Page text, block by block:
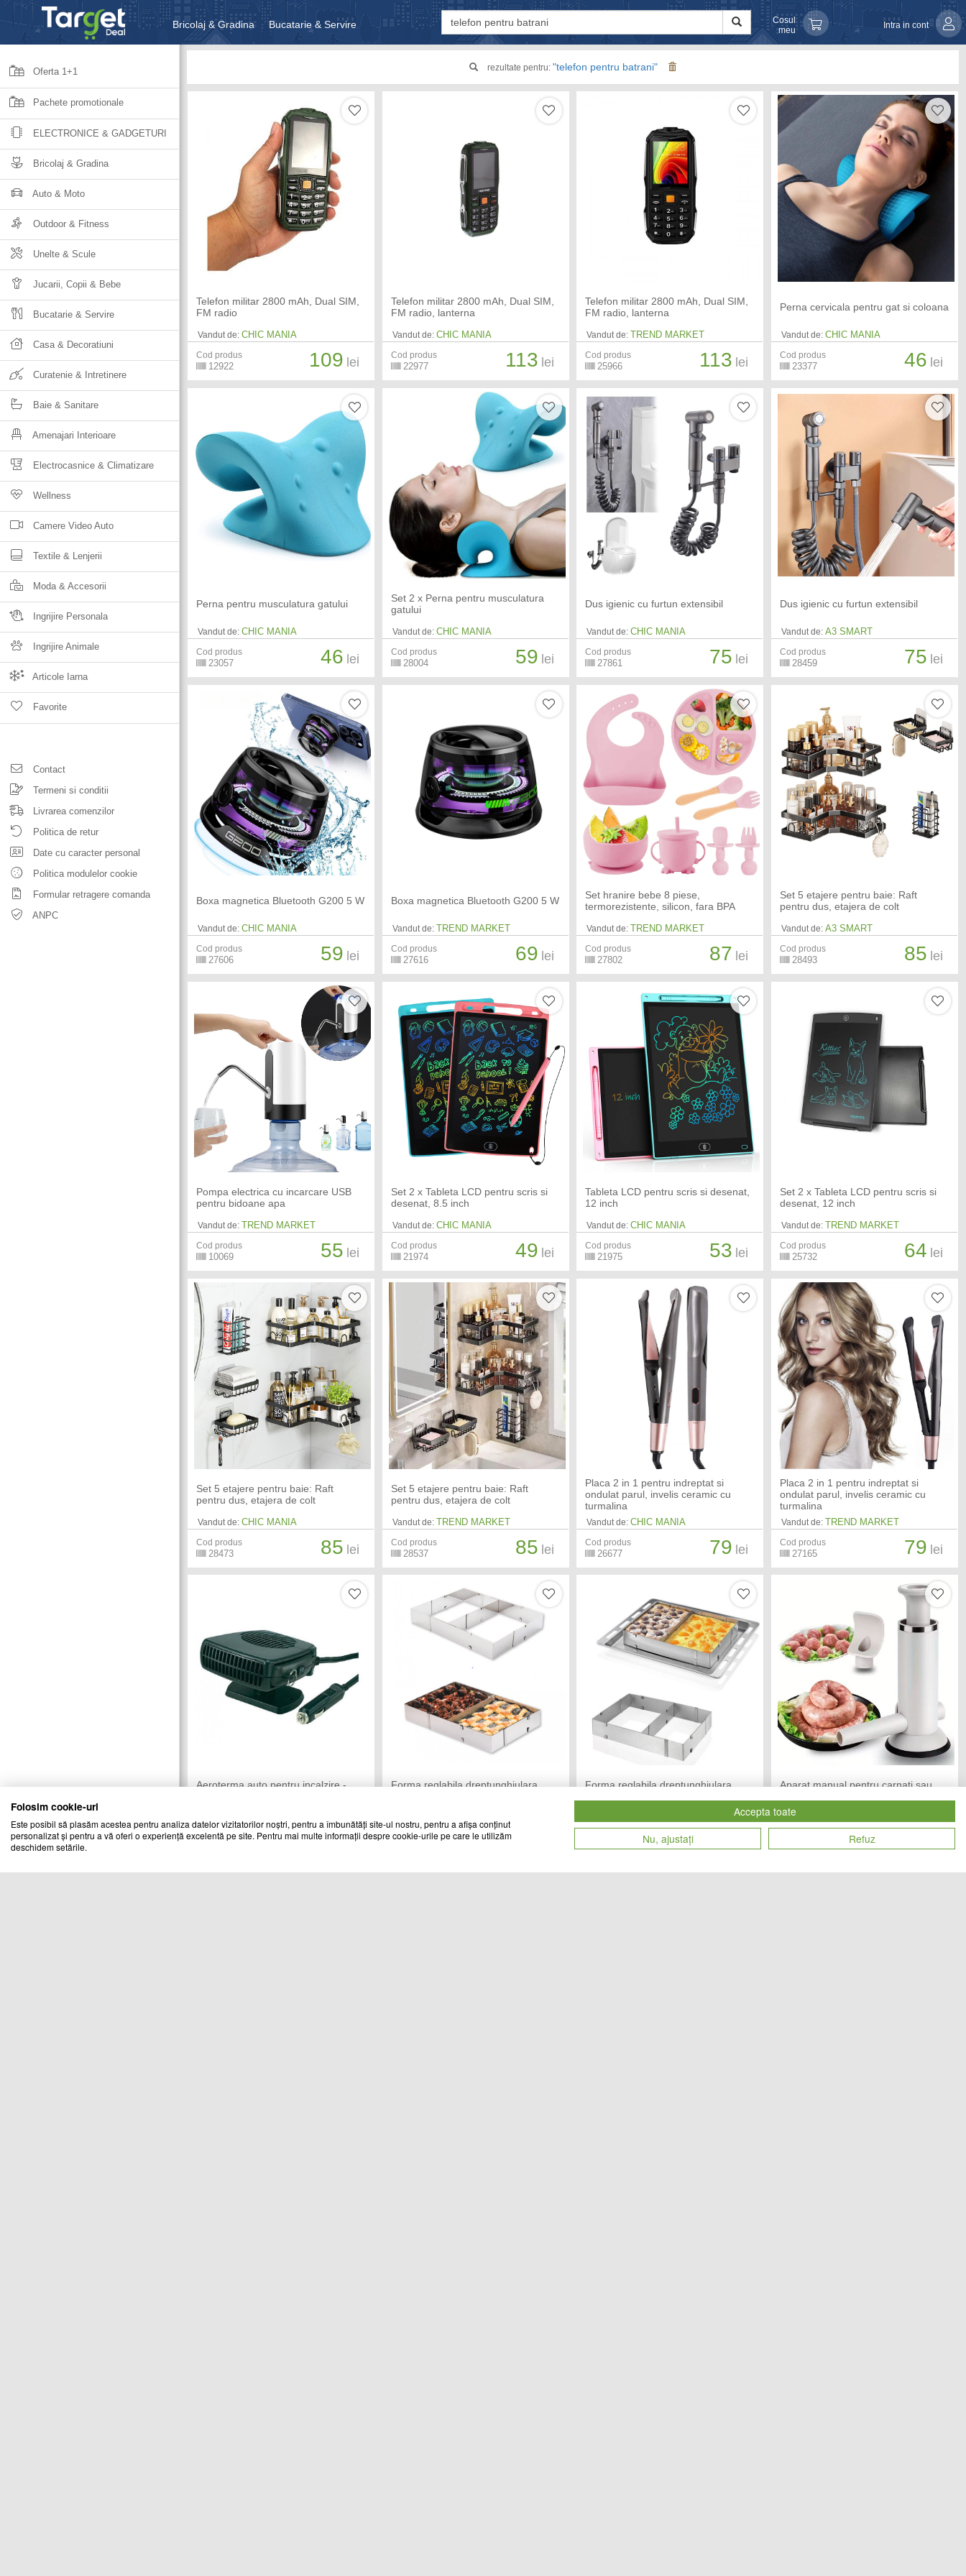
Bricolaj & Gradina Bucatarie & Servire
Unelte & Scule Jucarii, Copii & Bebe
Cosul
meu
Intra in cont
Oferta 1+1
Pachete promotionale
ELECTRONICE & GADGETURI
Bricolaj & Gradina
Auto & Moto
Outdoor & Fitness
Unelte & Scule
Jucarii, Copii & Bebe
Bucatarie & Servire
Casa & Decoratiuni
Curatenie & Intretinere
Baie & Sanitare
Amenajari Interioare
Electrocasnice & Climatizare
Wellness
Camere Video Auto
Textile & Lenjerii
Moda & Accesorii
Ingrijire Personala
Ingrijire Animale
Articole Iarna
Favorite
Contact
Termeni si conditii
Livrarea comenzilor
Politica de retur
Date cu caracter personal
Politica modulelor cookie
Formular retragere comanda
ANPC
rezultate pentru: "telefon pentru batrani"
Telefon militar 2800 mAh, Dual SIM,
FM radio
Vandut de: CHIC MANIA
Cod produs
12922 109 lei
Telefon militar 2800 mAh, Dual SIM,
FM radio, lanterna
Vandut de: CHIC MANIA
Cod produs
22977 113 lei
Telefon militar 2800 mAh, Dual SIM,
FM radio, lanterna
Vandut de: TREND MARKET
Cod produs
25966 113 lei
Perna cervicala pentru gat si coloana
Vandut de: CHIC MANIA
Cod produs
23377 46 lei
Perna pentru musculatura gatului
Vandut de: CHIC MANIA
Cod produs
23057 46 lei
Set 2 x Perna pentru musculatura
gatului
Vandut de: CHIC MANIA
Cod produs
28004 59 lei
Dus igienic cu furtun extensibil
Vandut de: CHIC MANIA
Cod produs
27861 75 lei
Dus igienic cu furtun extensibil
Vandut de: A3 SMART
Cod produs
28459 75 lei
Boxa magnetica Bluetooth G200 5 W
Vandut de: CHIC MANIA
Cod produs
27606 59 lei
Boxa magnetica Bluetooth G200 5 W
Vandut de: TREND MARKET
Cod produs
27616 69 lei
Set hranire bebe 8 piese,
termorezistente, silicon, fara BPA
Vandut de: TREND MARKET
Cod produs
27802 87 lei
Set 5 etajere pentru baie: Raft
pentru dus, etajera de colt
Vandut de: A3 SMART
Cod produs
28493 85 lei
Pompa electrica cu incarcare USB
pentru bidoane apa
Vandut de: TREND MARKET
Cod produs
10069 55 lei
Set 2 x Tableta LCD pentru scris si
desenat, 8.5 inch
Vandut de: CHIC MANIA
Cod produs
21974 49 lei
Tableta LCD pentru scris si desenat,
12 inch
Vandut de: CHIC MANIA
Cod produs
21975 53 lei
Set 2 x Tableta LCD pentru scris si
desenat, 12 inch
Vandut de: TREND MARKET
Cod produs
25732 64 lei
Set 5 etajere pentru baie: Raft
pentru dus, etajera de colt
Vandut de: CHIC MANIA
Cod produs
28473 85 lei
Set 5 etajere pentru baie: Raft
pentru dus, etajera de colt
Vandut de: TREND MARKET
Cod produs
28537 85 lei
Placa 2 in 1 pentru indreptat si
ondulat parul, invelis ceramic cu
turmalina
Vandut de: CHIC MANIA
Cod produs
26677 79 lei
Placa 2 in 1 pentru indreptat si
ondulat parul, invelis ceramic cu
turmalina
Vandut de: TREND MARKET
Cod produs
27165 79 lei
Aeroterma auto pentru incalzire -
Cod produs 65 lei
Forma reglabila dreptunghiulara
Cod produs
Forma reglabila dreptunghiulara
28033 69 lei
Aparat manual pentru carnati sau
Vandut de:
27377 69 lei
Folosim cookie-uri
Este posibil să plasăm acestea pentru analiza datelor vizitatorilor noștri, pentru a îmbunătăți site-ul nostru, pentru a afișa conținut
personalizat și pentru a vă oferi o experiență excelentă pe site. Pentru mai multe informații despre cookie-urile pe care le utilizăm
deschidem setările.
Accepta toate
Nu, ajustați
Refuz